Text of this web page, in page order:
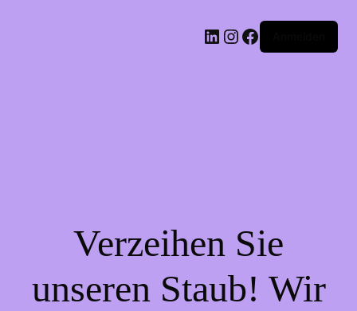
LinkedIn
Instagram
Facebook
Verzeihen Sie
unseren Staub! Wir